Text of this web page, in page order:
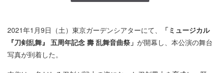
2021年1月9日（土）東京ガーデンシアターにて、
「ミュージカル
『刀剣乱舞』 五周年記念 壽 乱舞音曲祭」 が開幕し、本公演の舞台
写真が到着した。